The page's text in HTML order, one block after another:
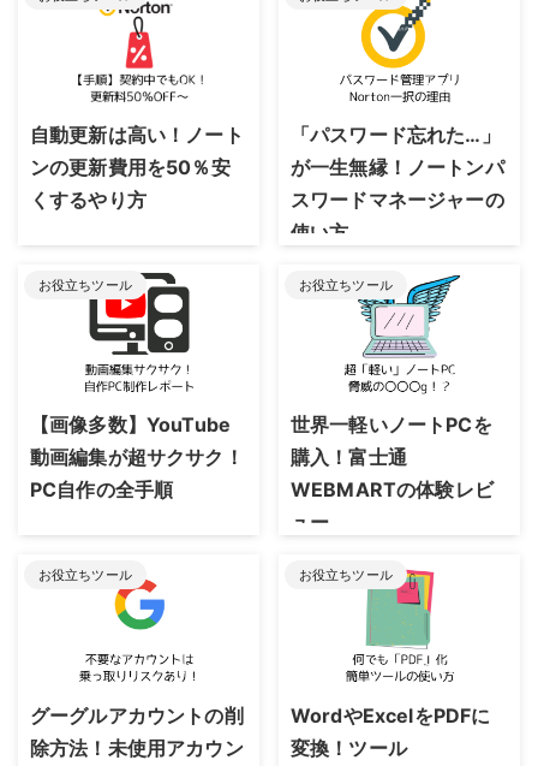
2023/8/24
自動更新は高い！ノート
ンの更新費用を50％安
くするやり方
2023/8/24
「パスワード忘れた…」
が一生無縁！ノートンパ
スワードマネージャーの
使い方
お役立ちツール
2023/8/24
【画像多数】YouTube
動画編集が超サクサク！
PC自作の全手順
お役立ちツール
2023/8/24
世界一軽いノートPCを
購入！富士通
WEBMARTの体験レビ
ュー
お役立ちツール
2023/8/24
グーグルアカウントの削
除方法！未使用アカウン
お役立ちツール
2023/8/24
WordやExcelをPDFに
変換！ツール